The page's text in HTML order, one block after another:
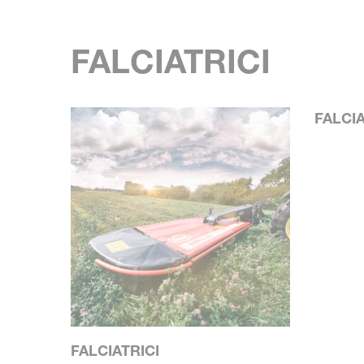
FALCIATRICI
FALCIATRICI